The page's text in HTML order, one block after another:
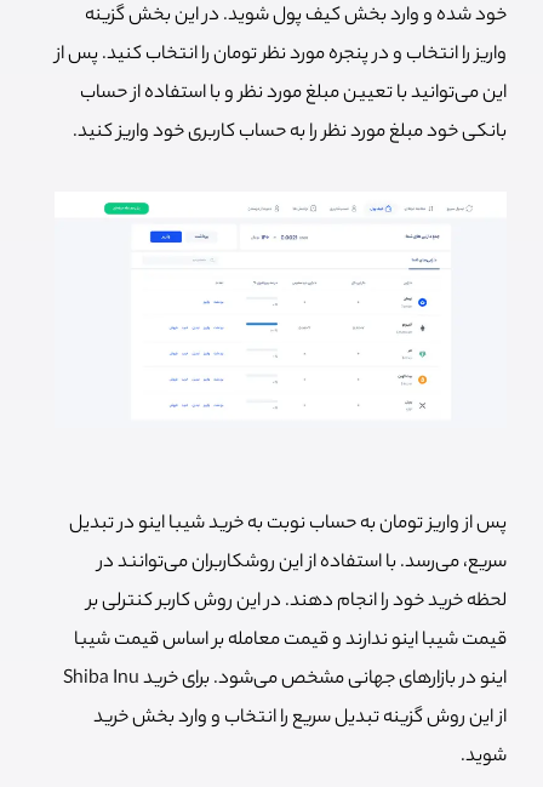
خود شده و وارد بخش کیف پول شوید. در این بخش گزینه
واریز را انتخاب و در پنجره مورد نظر تومان را انتخاب کنید. پس از
این می‌توانید با تعیین مبلغ مورد نظر و با استفاده از حساب
بانکی خود مبلغ مورد نظر را به حساب کاربری خود واریز کنید.
پس از واریز تومان به حساب نوبت به خرید شیبا اینو در تبدیل
سریع، می‌رسد. با استفاده از این روشکاربران می‌توانند در
لحظه خرید خود را انجام دهند. در این روش کاربر کنترلی بر
قیمت شیبا اینو ندارند و قیمت معامله بر اساس قیمت شیبا
اینو در بازارهای جهانی مشخص می‌شود.
برای خرید Shiba Inu
از این روش گزینه تبدیل سریع را انتخاب و وارد بخش خرید
شوید.